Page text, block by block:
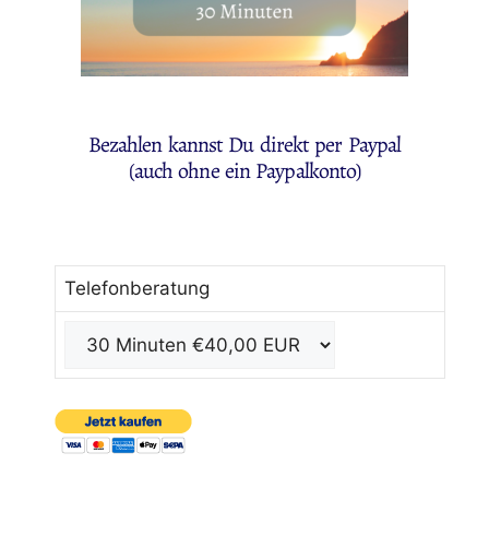
Bezahlen kannst Du direkt per Paypal
(auch ohne ein Paypalkonto)
Telefonberatung